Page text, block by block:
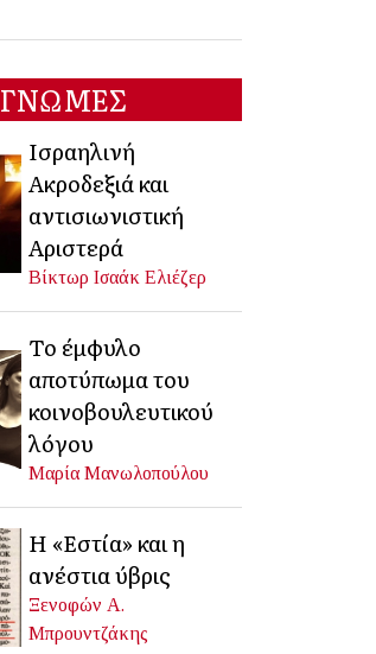
ΓΝΩΜΕΣ
Ισραηλινή
Ακροδεξιά και
αντισιωνιστική
Αριστερά
Βίκτωρ Ισαάκ Ελιέζερ
Το έμφυλο
αποτύπωμα του
κοινοβουλευτικού
λόγου
Μαρία Μανωλοπούλου
Η «Εστία» και η
ανέστια ύβρις
Ξενοφών Α.
Μπρουντζάκης